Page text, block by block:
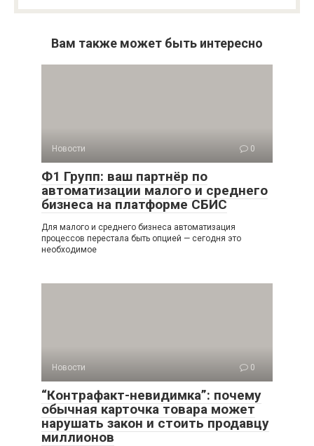
Вам также может быть интересно
Новости 0
Ф1 Групп: ваш партнёр по
автоматизации малого и среднего
бизнеса на платформе СБИС
Для малого и среднего бизнеса автоматизация
процессов перестала быть опцией — сегодня это
необходимое
Новости 0
“Контрафакт-невидимка”: почему
обычная карточка товара может
нарушать закон и стоить продавцу
миллионов